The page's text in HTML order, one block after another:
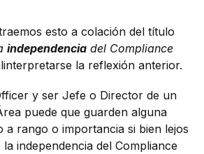
esto a colación del título
independencia del Compliance
la reflexión anterior.
y ser Jefe o Director de un
puede que guarden alguna
a rango o importancia si bien lejos
independencia del Compliance